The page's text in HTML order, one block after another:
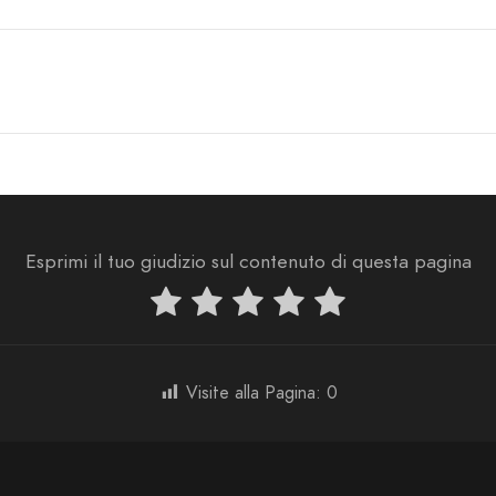
Esprimi il tuo giudizio sul contenuto di questa pagina
Visite alla Pagina: 0